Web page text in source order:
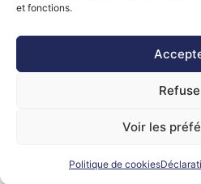
et fonctions.
Voir les
Politique de cookies
CDI
de